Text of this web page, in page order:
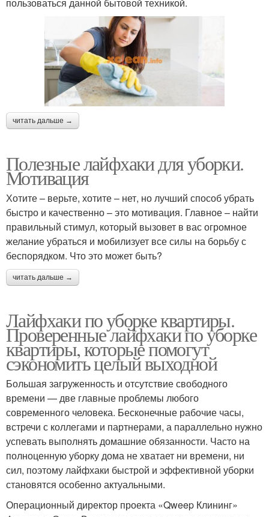
читать дальше →
Полезные лайфхаки для уборки.
Мотивация
Хотите – верьте, хотите – нет, но лучший способ убрать
быстро и качественно – это мотивация. Главное – найти
правильный стимул, который вызовет в вас огромное
желание убраться и мобилизует все силы на борьбу с
беспорядком. Что это может быть?
читать дальше →
Лайфхаки по уборке квартиры.
Проверенные лайфхаки по уборке
квартиры, которые помогут
сэкономить целый выходной
Большая загруженность и отсутствие свободного
времени — две главные проблемы любого
современного человека. Бесконечные рабочие часы,
встречи с коллегами и партнерами, а параллельно нужно
успевать выполнять домашние обязанности. Часто на
полноценную уборку дома не хватает ни времени, ни
сил, поэтому лайфхаки быстрой и эффективной уборки
становятся особенно актуальными.
Операционный директор проекта «Qweep Клининг»